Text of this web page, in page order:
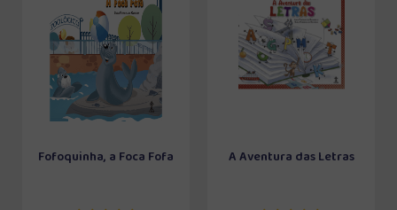
Fofoquinha, a Foca Fofa A Aventura das Letras